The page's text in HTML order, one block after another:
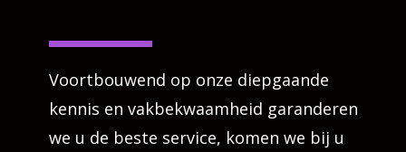
Voortbouwend op onze diepgaande
kennis en vakbekwaamheid garanderen
we u de beste service, komen we bij u